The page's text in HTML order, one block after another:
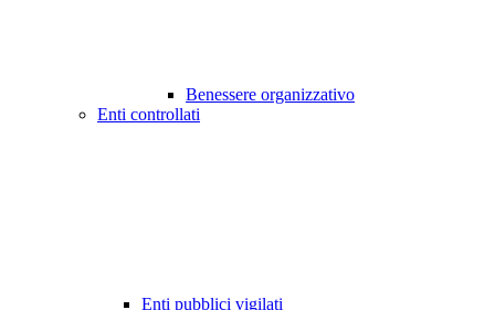
Benessere organizzativo
Enti controllati
Enti pubblici vigilati